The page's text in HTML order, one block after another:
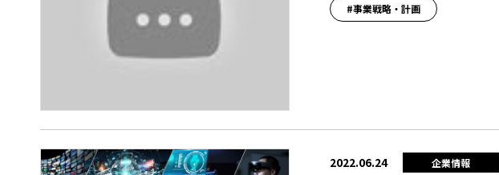
#事業戦略・計画
2022.06.24 企業情報